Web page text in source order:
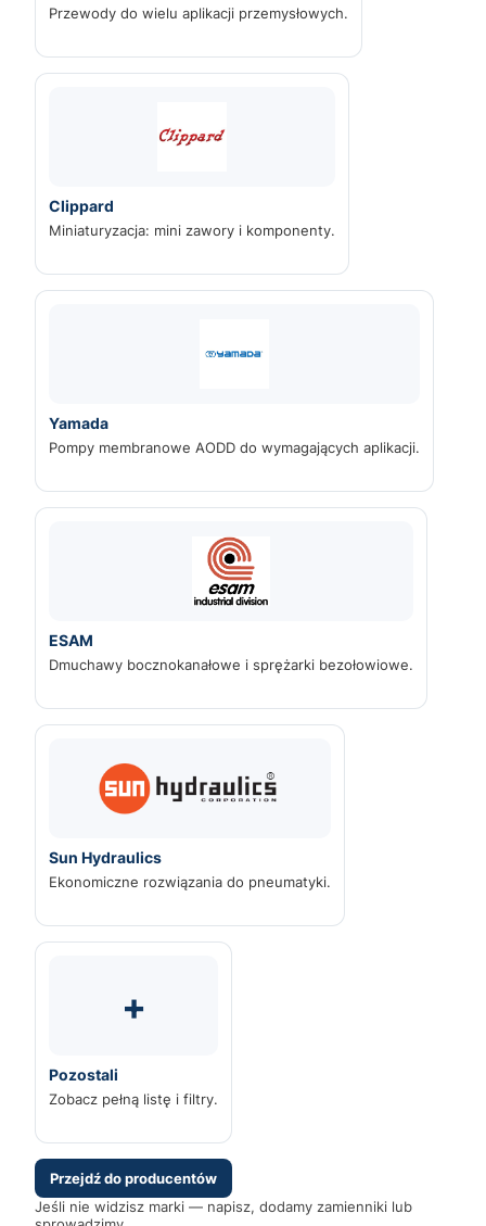
Przewody do wielu aplikacji przemysłowych.
Clippard
Miniaturyzacja: mini zawory i komponenty.
Yamada
Pompy membranowe AODD do wymagających aplikacji.
ESAM
Dmuchawy bocznokanałowe i sprężarki bezołowiowe.
Sun Hydraulics
Ekonomiczne rozwiązania do pneumatyki.
+
Pozostali
Zobacz pełną listę i filtry.
Przejdź do producentów
Jeśli nie widzisz marki — napisz, dodamy zamienniki lub